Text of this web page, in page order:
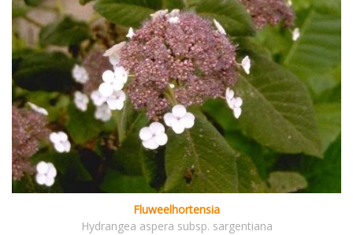
Fluweelhortensia
Hydrangea aspera subsp. sargentiana